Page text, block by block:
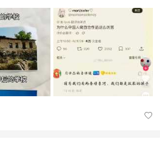
8回复